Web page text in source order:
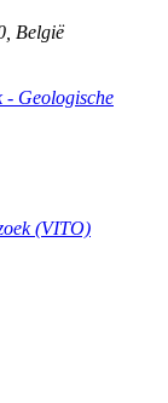
België
- Geologische
(VITO)